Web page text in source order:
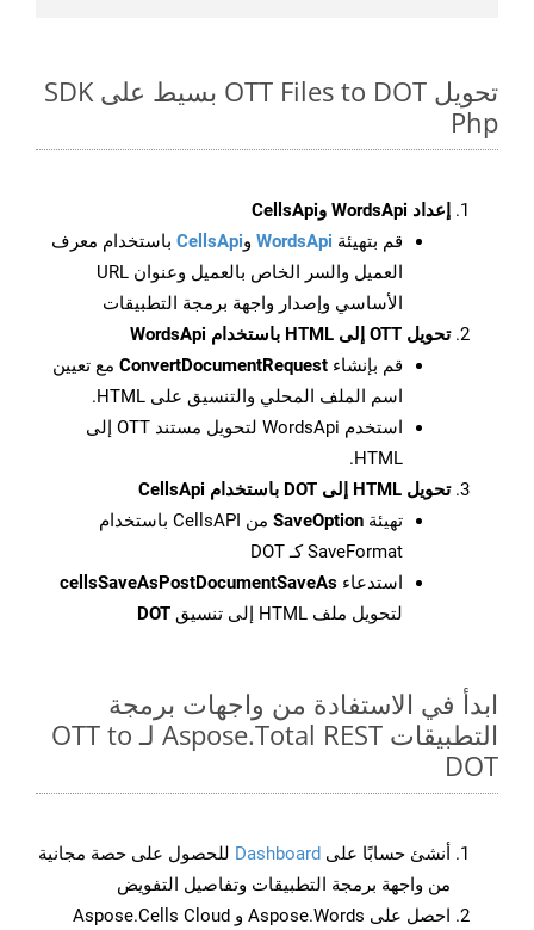
تحويل OTT Files to DOT بسيط على SDK
Php
إعداد WordsApi وCellsApi
قم بتهيئة WordsApi وCellsApi باستخدام معرف
العميل والسر الخاص بالعميل وعنوان URL
الأساسي وإصدار واجهة برمجة التطبيقات
تحويل OTT إلى HTML باستخدام WordsApi
قم بإنشاء ConvertDocumentRequest مع تعيين
اسم الملف المحلي والتنسيق على HTML.
استخدم WordsApi لتحويل مستند OTT إلى
HTML.
تحويل HTML إلى DOT باستخدام CellsApi
تهيئة SaveOption
من CellsAPI باستخدام
SaveFormat كـ DOT
استدعاء cellsSaveAsPostDocumentSaveAs
لتحويل ملف HTML إلى تنسيق
DOT
ابدأ في الاستفادة من واجهات برمجة
التطبيقات Aspose.Total REST لـ OTT to
DOT
أنشئ حسابًا على Dashboard للحصول على حصة مجانية
من واجهة برمجة التطبيقات وتفاصيل التفويض
احصل على Aspose.Words و Aspose.Cells Cloud